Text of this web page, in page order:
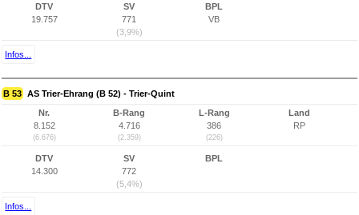
DTV
19.757
SV
771
(3,9%)
BPL
VB
Infos...
B 53 AS Trier-Ehrang (B 52) - Trier-Quint
Nr.
8.152
(6.676)
B-Rang
4.716
(2.359)
L-Rang
386
(226)
Land
RP
DTV
14.300
SV
772
(5,4%)
BPL
Infos...